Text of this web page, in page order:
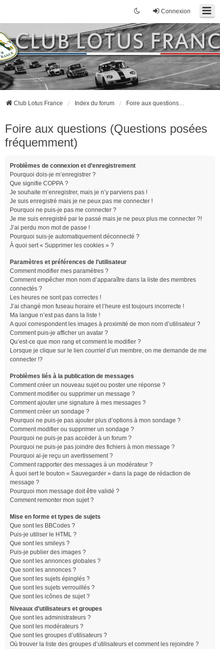
Connexion
Club Lotus France Index du forum Foire aux questions (Questions posées fréquemment)
Foire aux questions (Questions posées
fréquemment)
Problèmes de connexion et d’enregistrement
Pourquoi dois-je m’enregistrer ?
Que signifie COPPA ?
Je souhaite m’enregistrer, mais je n’y parviens pas !
Je suis enregistré mais je ne peux pas me connecter !
Pourquoi ne puis-je pas me connecter ?
Je me suis enregistré par le passé mais je ne peux plus me connecter ?!
J’ai perdu mon mot de passe !
Pourquoi suis-je automatiquement déconnecté ?
À quoi sert « Supprimer les cookies » ?
Paramètres et préférences de l’utilisateur
Comment modifier mes paramètres ?
Comment empêcher mon nom d’apparaître dans la liste des membres
connectés ?
Les heures ne sont pas correctes !
J’ai changé mon fuseau horaire et l’heure est toujours incorrecte !
Ma langue n’est pas dans la liste !
A quoi correspondent les images à proximité de mon nom d’utilisateur ?
Comment puis-je afficher un avatar ?
Qu’est-ce que mon rang et comment le modifier ?
Lorsque je clique sur le lien courriel d’un membre, on me demande de me
connecter !?
Problèmes liés à la publication de messages
Comment créer un nouveau sujet ou poster une réponse ?
Comment modifier ou supprimer un message ?
Comment ajouter une signature à mes messages ?
Comment créer un sondage ?
Pourquoi ne puis-je pas ajouter plus d’options à mon sondage ?
Comment modifier ou supprimer un sondage ?
Pourquoi ne puis-je pas accéder à un forum ?
Pourquoi ne puis-je pas joindre des fichiers à mon message ?
Pourquoi ai-je reçu un avertissement ?
Comment rapporter des messages à un modérateur ?
À quoi sert le bouton « Sauvegarder » dans la page de rédaction de
message ?
Pourquoi mon message doit être validé ?
Comment remonter mon sujet ?
Mise en forme et types de sujets
Que sont les BBCodes ?
Puis-je utiliser le HTML ?
Que sont les smileys ?
Puis-je publier des images ?
Que sont les annonces globales ?
Que sont les annonces ?
Que sont les sujets épinglés ?
Que sont les sujets verrouillés ?
Que sont les icônes de sujet ?
Niveaux d’utilisateurs et groupes
Que sont les administrateurs ?
Que sont les modérateurs ?
Que sont les groupes d’utilisateurs ?
Où trouver la liste des groupes d’utilisateurs et comment les rejoindre ?